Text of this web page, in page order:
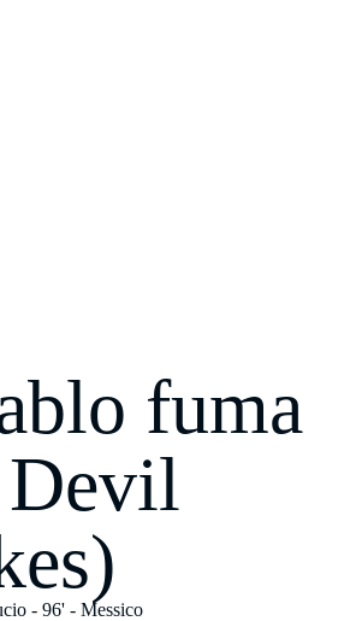
fuma
- 96' - Messico